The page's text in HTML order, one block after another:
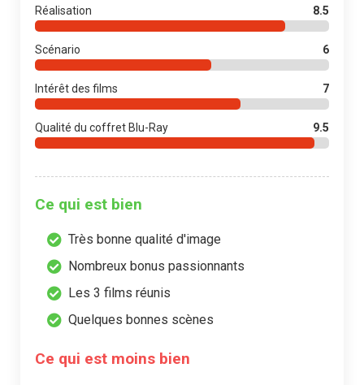
Réalisation 8.5
Scénario 6
Intérêt des films 7
Qualité du coffret Blu-Ray 9.5
Ce qui est bien
Très bonne qualité d'image
Nombreux bonus passionnants
Les 3 films réunis
Quelques bonnes scènes
Ce qui est moins bien